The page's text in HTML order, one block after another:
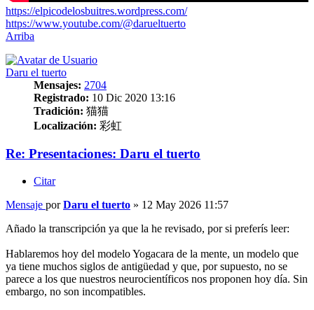
https://elpicodelosbuitres.wordpress.com/
https://www.youtube.com/@darueltuerto
Arriba
Daru el tuerto
Mensajes: 2704
Registrado: 10 Dic 2020 13:16
Tradición: 猫猫
Localización: 彩虹
Re: Presentaciones: Daru el tuerto
Citar
Mensaje porDaru el tuerto » 12 May 2026 11:57
Añado la transcripción ya que la he revisado, por si preferís leer:
Hablaremos hoy del modelo Yogacara de la mente, un modelo que
ya tiene muchos siglos de antigüedad y que, por supuesto, no se
parece a los que nuestros neurocientíficos nos proponen hoy día. Sin
embargo, no son incompatibles.